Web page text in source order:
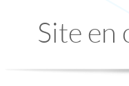
Site en